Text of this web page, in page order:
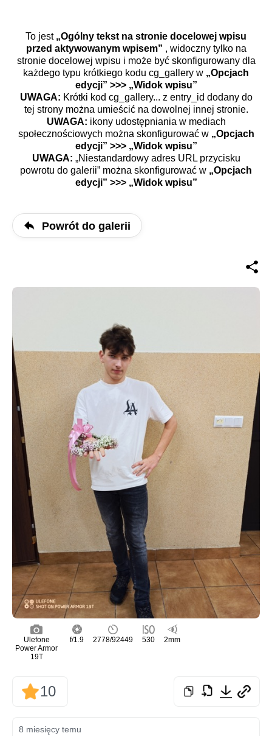
To jest „Ogólny tekst na stronie docelowej wpisu
przed aktywowanym wpisem” , widoczny tylko na
stronie docelowej wpisu i może być skonfigurowany dla
każdego typu krótkiego kodu cg_gallery w „Opcjach
edycji” >>> „Widok wpisu”
UWAGA: Krótki kod cg_gallery... z entry_id dodany do
tej strony można umieścić na dowolnej innej stronie.
UWAGA: ikony udostępniania w mediach
społecznościowych można skonfigurować w „Opcjach
edycji” >>> „Widok wpisu”
UWAGA: „Niestandardowy adres URL przycisku
powrotu do galerii” można skonfigurować w „Opcjach
edycji” >>> „Widok wpisu”
Powrót do galerii
Ulefone
Power Armor
19T
f/1.9 2778/92449 530 2mm
10
8 miesięcy temu